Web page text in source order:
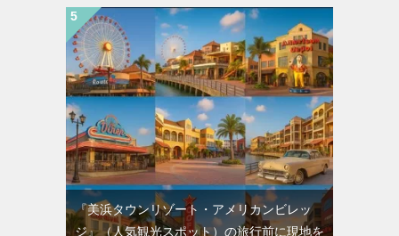
『美浜タウンリゾート・アメリカンビレッ
ジ』（人気観光スポット）の旅行前に現地を